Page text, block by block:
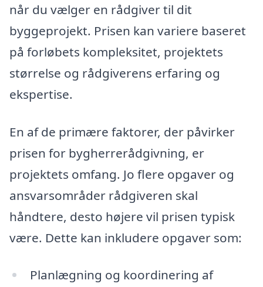
når du vælger en rådgiver til dit
byggeprojekt. Prisen kan variere baseret
på forløbets kompleksitet, projektets
størrelse og rådgiverens erfaring og
ekspertise.
En af de primære faktorer, der påvirker
prisen for bygherrerådgivning, er
projektets omfang. Jo flere opgaver og
ansvarsområder rådgiveren skal
håndtere, desto højere vil prisen typisk
være. Dette kan inkludere opgaver som:
Planlægning og koordinering af